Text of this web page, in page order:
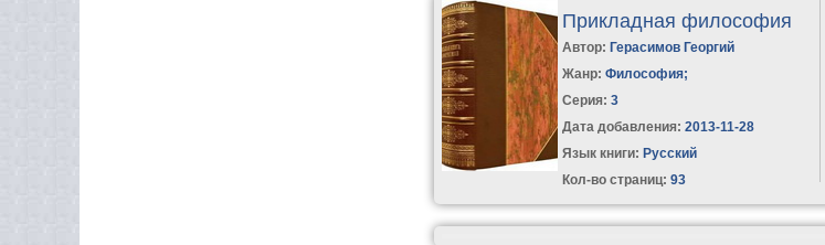
Прикладная философия
Автор: Герасимов Георгий
Жанр: Философия;
Серия:3
Дата добавления: 2013-11-28
Язык книги: Русский
Кол-во страниц: 93